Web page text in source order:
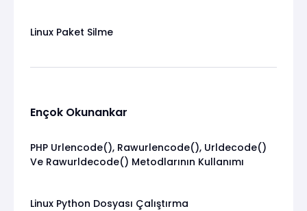
Linux Paket Silme
Ençok Okunankar
PHP Urlencode(), Rawurlencode(), Urldecode()
Ve Rawurldecode() Metodlarının Kullanımı
Linux Python Dosyası Çalıştırma